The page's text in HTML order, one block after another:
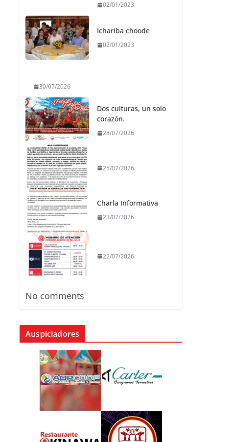
02/01/2023
Ichariba choode
02/01/2023
30/07/2026
Dos culturas, un solo
corazón.
28/07/2026
25/07/2026
Charla Informativa
23/07/2026
22/07/2026
No comments
Auspiciadores